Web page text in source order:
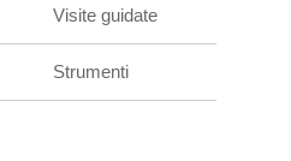
Visite guidate
Strumenti